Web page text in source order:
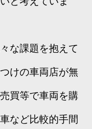
な課題を抱えて
けの車両店が無
買等で車両を購
など比較的手間